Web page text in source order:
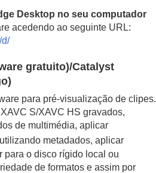
partir de um computador
com outras câmaras
Desktop no seu computador
acedendo ao seguinte URL:
d/
gratuito)/Catalyst
para pré-visualização de clipes.
S/XAVC HS gravados,
de multimédia, aplicar
utilizando metadados, aplicar
para o disco rígido local ou
de formatos e assim por